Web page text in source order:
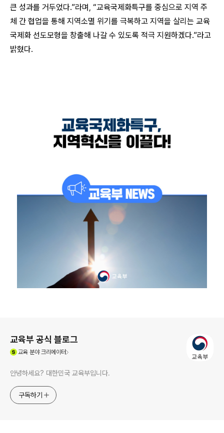
큰 성과를 거두었다.”라며, “교육국제화특구를 중심으로 지역 주
체 간 협업을 통해 지역소멸 위기를 극복하고 지역을 살리는 교육
국제화 선도모형을 창출해 나갈 수 있도록 적극 지원하겠다.”라고
밝혔다.
교육부 공식 블로그
교육분야 크리에이터
안녕하세요? 대한민국 교육부입니다.
구독하기